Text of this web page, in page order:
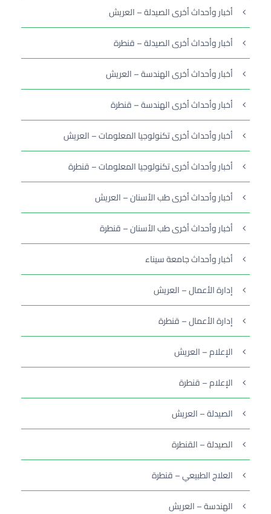
أخبار وأحداث أخرى الصيدلة – العريش
أخبار وأحداث أخرى الصيدلة – قنطرة
أخبار وأحداث أخرى الهندسة – العريش
أخبار وأحداث أخرى الهندسة – قنطرة
أخبار وأحداث أخرى تكنولوجيا المعلومات – العريش
أخبار وأحداث أخرى تكنولوجيا المعلومات – قنطرة
أخبار وأحداث أخرى طب الأسنان – العريش
أخبار وأحداث أخرى طب الأسنان – قنطرة
أخبار وأحداث جامعة سيناء
إدارة الأعمال – العريش
إدارة الأعمال – قنطرة
الإعلام – العريش
الإعلام – قنطرة
الصيدلة – العريش
الصيدلة – القنطرة
العلاج الطبيعي – قنطرة
الهندسة – العريش